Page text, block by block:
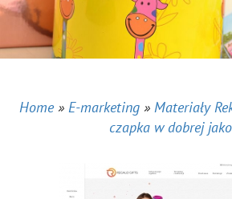
Home» E-marketing» Materiały
czapka w dobrej